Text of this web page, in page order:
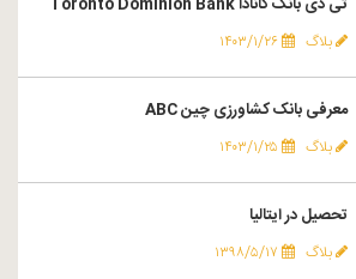
بلاگ ۱۴۰۳/۱/۲۶
معرفی بانک کشاورزی چین ABC
بلاگ ۱۴۰۳/۱/۲۵
تحصیل در ایتالیا
بلاگ ۱۳۹۸/۵/۱۷